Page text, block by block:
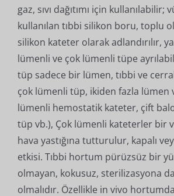
gaz, sıvı dağıtımı için kullanılabilir;
kullanılan tıbbi silikon boru, toplu
silikon kateter olarak adlandırılır,
lümenli ve çok lümenli tüpe
tüp sadece bir lümen, tıbbi ve
çok lümenli tüp, ikiden fazla lümen
lümenli hemostatik kateter, çift
tüp vb.), Çok lümenli kateterler bir
hava yastığına tutturulur, kapalı
etkisi. Tıbbi hortum pürüzsüz bir
olmayan, kokusuz, sterilizasyona
olmalıdır. Özellikle in vivo